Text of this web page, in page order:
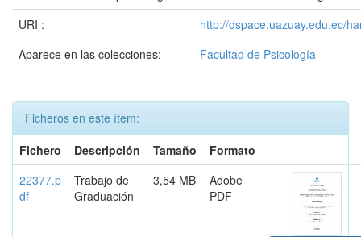
URI :
http://dspace.uazuay.edu.ec/
Aparece en las colecciones:
Facultad de Psicología
Ficheros en este ítem:
Fichero
Descripción Tamaño
Formato
22377.p
df
Trabajo de
Graduación
3,54 MB
Adobe
PDF